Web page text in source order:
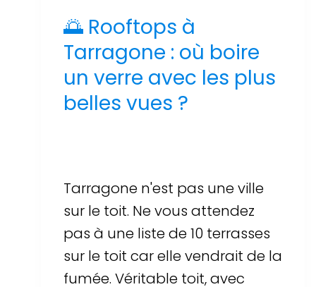
🌅 Rooftops à
Tarragone : où boire
un verre avec les plus
belles vues ?
Tarragone n'est pas une ville
sur le toit. Ne vous attendez
pas à une liste de 10 terrasses
sur le toit car elle vendrait de la
fumée. Véritable toit, avec